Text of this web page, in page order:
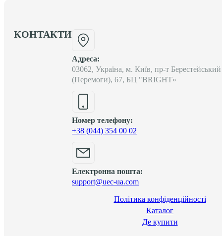
КОНТАКТИ
Адреса:
03062, Україна, м. Київ, пр-т Берестейський
(Перемоги), 67, БЦ "BRIGHT»
Номер телефону:
+38 (044) 354 00 02
Електронна пошта:
support@uec-ua.com
Політика конфіденційності
Каталог
Де купити